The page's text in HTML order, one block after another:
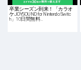
卒業シーズン到来！「カラオ
ケJOYSOUND for Nintendo Switc
h」10日間無料…